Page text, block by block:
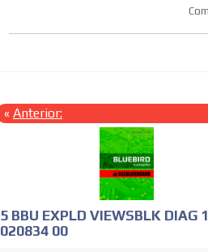
« Anterior:
5 BBU EXPLD VIEWSBLK DIAG
020834 00